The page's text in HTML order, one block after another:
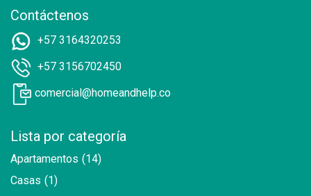
Contáctenos
+57 3164320253
+57 3156702450
comercial@homeandhelp.co
Lista por categoría
Apartamentos (14)
Casas (1)